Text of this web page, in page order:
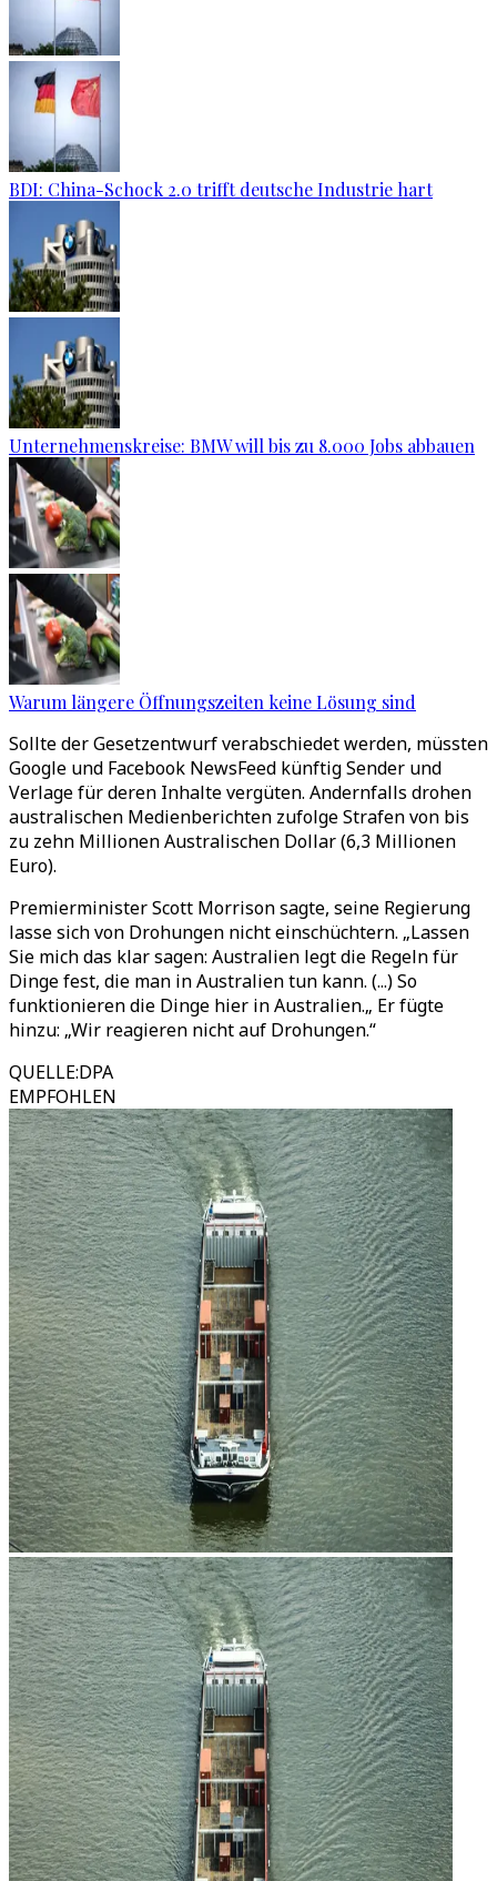
BDI: China-Schock 2.0 trifft deutsche Industrie hart
Unternehmenskreise: BMW will bis zu 8.000 Jobs abbauen
Warum längere Öffnungszeiten keine Lösung sind
Sollte der Gesetzentwurf verabschiedet werden, müssten
Google und Facebook NewsFeed künftig Sender und
Verlage für deren Inhalte vergüten. Andernfalls drohen
australischen Medienberichten zufolge Strafen von bis
zu zehn Millionen Australischen Dollar (6,3 Millionen
Euro).
Premierminister Scott Morrison sagte, seine Regierung
lasse sich von Drohungen nicht einschüchtern. „Lassen
Sie mich das klar sagen: Australien legt die Regeln für
Dinge fest, die man in Australien tun kann. (...) So
funktionieren die Dinge hier in Australien.„ Er fügte
hinzu: „Wir reagieren nicht auf Drohungen.“
QUELLE:DPA
EMPFOHLEN